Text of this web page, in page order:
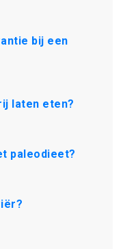
bij een
laten eten?
paleodieet?